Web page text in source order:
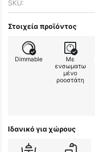
SKU:
Στοιχεία προϊόντος
Dimmable
Με
ενσωματω
μένο
ροοστάτη
Ιδανικό για χώρους